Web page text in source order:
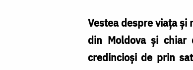
Vestea despre viaţa
din Moldova şi chiar
credincioşi de prin